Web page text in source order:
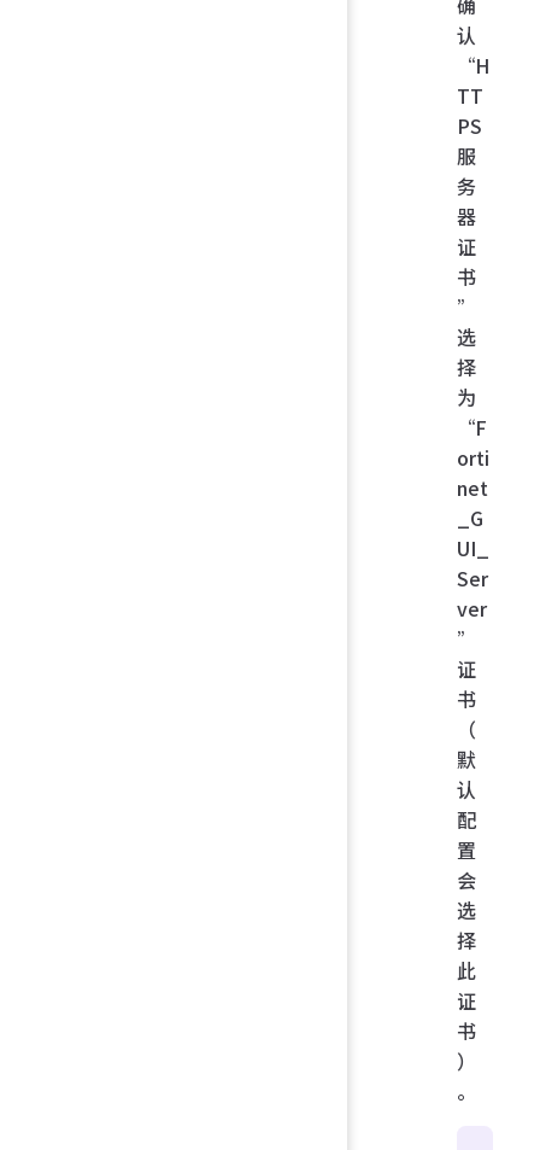
认
“H
TT
PS
服
务
器
证
书
”
选
择
为
“F
orti
net
_G
UI_
Ser
ver
”
证
书
（
默
认
配
置
会
选
择
此
证
书
）
。